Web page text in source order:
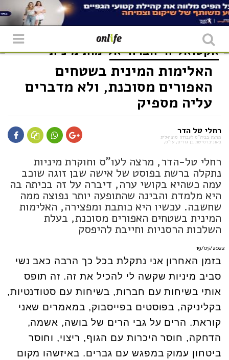
אקטואליה חברה אלימות מינית
האלימות המינית בשטחים
האפורים מסוכנת, ולא מדברים
עליה מספיק
רחלי טל הדר
מרצה בביה"ס לעבודה סוציאלית
באוניברסיטת בן גוריון, עו"ס,
רחלי טל-הדר, מרצה לעו"ס וחוקרת מיניות
נתקלה ברשת בפוסט של אישה שבן זוגה שוכב
עמה כשהיא בקושי ערה, דיברה על זה בכיתה בה
היא מלמדת והבינה שהתופעה יותר נפוצה ממה
שחשבה. עכשיו היא כותבת ומפצירה, האלימות
המינית בשטחים האפורים מסוכנת, בעלת
השלכות הרסניות וחייבת להיפסק
19/05/2022
בזמן האחרון אני נתקלת בכל כך הרבה כאב נשי
סביב מיניות שקשה לי להכיל את זה. זה תופס
אותי בשיחות עם חברות, בשיחות עם סטודנטיות,
בקליניקה, בפוסטים בפייסבוק, במאמרים שאני
קוראת. הרים על גבי הרים של בושה, אשמה,
הדחקה, חוסר היכרות עם הגוף, ריצוי, וחוסר
ביטחון עמוק במפגש עם גברים. באיזשהו מקום